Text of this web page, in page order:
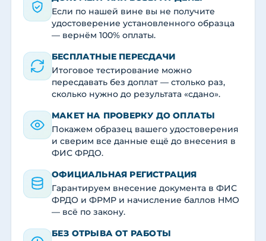
Если по нашей вине вы не получите
удостоверение установленного образца
— вернём 100% оплаты.
БЕСПЛАТНЫЕ ПЕРЕСДАЧИ
Итоговое тестирование можно
пересдавать без доплат — столько раз,
сколько нужно до результата «сдано».
МАКЕТ НА ПРОВЕРКУ ДО ОПЛАТЫ
Покажем образец вашего удостоверения
и сверим все данные ещё до внесения в
ФИС ФРДО.
ОФИЦИАЛЬНАЯ РЕГИСТРАЦИЯ
Гарантируем внесение документа в ФИС
ФРДО и ФРМР и начисление баллов НМО
— всё по закону.
БЕЗ ОТРЫВА ОТ РАБОТЫ